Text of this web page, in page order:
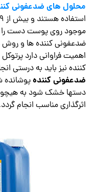
محلول های ضدعفونی
موجود روی پوست دست را
ضدعفونی کننده ها و روش
اهمیت فراوانی دارد
کننده نیز باید به درستی
ضدعفونی کننده
دستها خشک شود به
اثرگذاری مناسب انجام